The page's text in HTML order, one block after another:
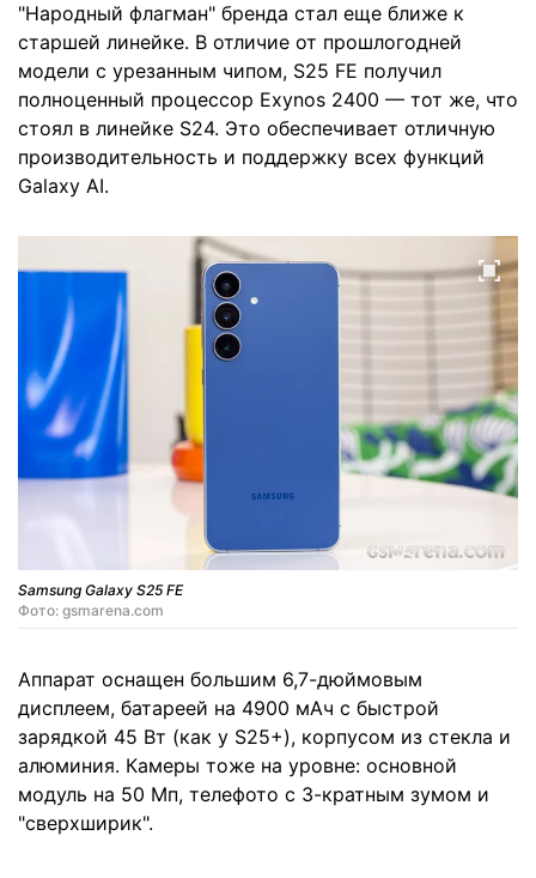
"Народный флагман" бренда стал еще ближе к
старшей линейке. В отличие от прошлогодней
модели с урезанным чипом, S25 FE получил
полноценный процессор Exynos 2400 — тот же, что
стоял в линейке S24. Это обеспечивает отличную
производительность и поддержку всех функций
Galaxy AI.
Samsung Galaxy S25 FE
Фото: gsmarena.com
Аппарат оснащен большим 6,7-дюймовым
дисплеем, батареей на 4900 мАч с быстрой
зарядкой 45 Вт (как у S25+), корпусом из стекла и
алюминия. Камеры тоже на уровне: основной
модуль на 50 Мп, телефото с 3-кратным зумом и
"сверхширик".